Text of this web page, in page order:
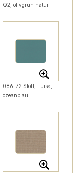
Q2, olivgrün natur
086-72 Stoff, Luisa,
ozeanblau